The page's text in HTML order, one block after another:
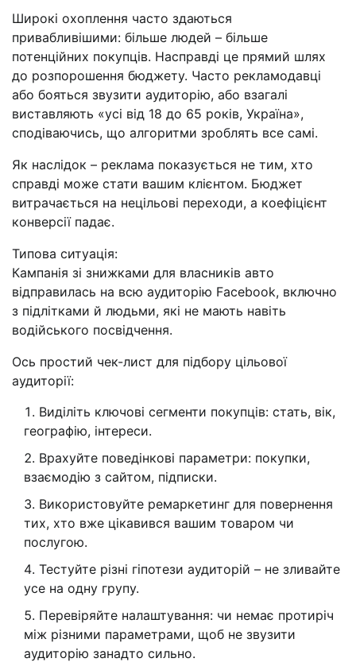
Широкі охоплення часто здаються
привабливішими: більше людей – більше
потенційних покупців. Насправді це прямий шлях
до розпорошення бюджету. Часто рекламодавці
або бояться звузити аудиторію, або взагалі
виставляють «усі від 18 до 65 років, Україна»,
сподіваючись, що алгоритми зроблять все самі.
Як наслідок – реклама показується не тим, хто
справді може стати вашим клієнтом. Бюджет
витрачається на нецільові переходи, а коефіцієнт
конверсії падає.
Типова ситуація:
Кампанія зі знижками для власників авто
відправилась на всю аудиторію Facebook, включно
з підлітками й людьми, які не мають навіть
водійського посвідчення.
Ось простий чек-лист для підбору цільової
аудиторії:
Виділіть ключові сегменти покупців: стать, вік,
географію, інтереси.
Врахуйте поведінкові параметри: покупки,
взаємодію з сайтом, підписки.
Використовуйте ремаркетинг для повернення
тих, хто вже цікавився вашим товаром чи
послугою.
Тестуйте різні гіпотези аудиторій – не зливайте
усе на одну групу.
Перевіряйте налаштування: чи немає протиріч
між різними параметрами, щоб не звузити
аудиторію занадто сильно.